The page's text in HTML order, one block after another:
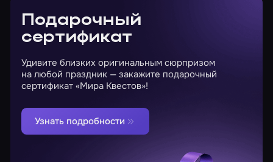
Подарочный
сертификат
Удивите близких оригинальным сюрпризом
на любой праздник — закажите подарочный
сертификат «Мира Квестов»!
Узнать подробности